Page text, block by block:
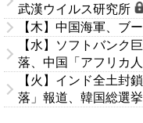
武漢ウイルス研究所
【木】中国海軍、ブ
【水】ソフトバンク
落、中国「アフリカ
【火】インド全土封
落」報道、韓国総選挙